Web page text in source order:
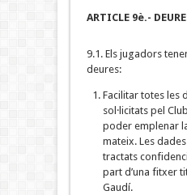
ARTICLE 9è.-
9.1. Els jugadors
deures:
Facilitar totes les
sol·licitats pel
poder emplenar
mateix. Les
tractats
part d’una fitxer
Gaudí.